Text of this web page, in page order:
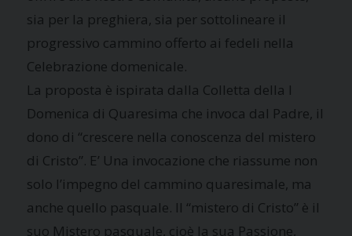
sia per la preghiera, sia per sottolineare il
progressivo cammino offerto ai fedeli nella
Celebrazione domenicale.
La proposta è ispirata dalla Colletta della I
Domenica di Quaresima che invoca dal Padre, il
dono di “crescere nella conoscenza del mistero
di Cristo”. E’ Una invocazione che riassume non
solo l’impegno del cammino quaresimale, ma
anche quello pasquale. Il “mistero di Cristo” è il
suo Mistero pasquale, cioè la sua Passione,